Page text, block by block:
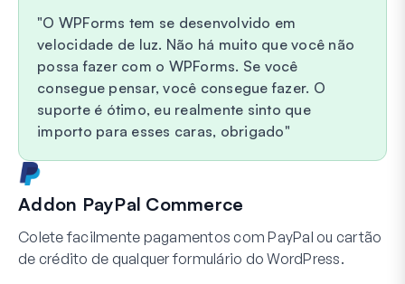
O WPForms tem se desenvolvido em
velocidade de luz. Não há muito que você não
possa fazer com o WPForms. Se você
consegue pensar, você consegue fazer. O
suporte é ótimo, eu realmente sinto que
importo para esses caras, obrigado
Addon PayPal Commerce
Colete facilmente pagamentos com PayPal ou cartão
de crédito de qualquer formulário do WordPress.